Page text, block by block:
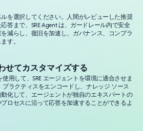
を選択してください。人間がレビューした推奨
答まで、SRE Agent は、ガードレール内で安全
減らし、復旧を加速し、ガバナンス、コンプラ
す。
せてカスタマイズする
用して、SRE エージェントを環境に適合させま
ラクティスをエンコードし、ナレッジ ソース
化して、エージェントが独自のエキスパートの
ロセスに沿って応答を加速することができるよ